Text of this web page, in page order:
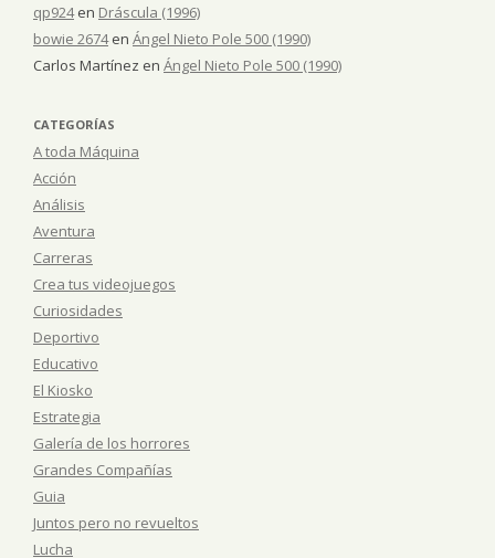
qp924en Dráscula (1996)
bowie 2674en Ángel Nieto Pole 500 (1990)
Carlos Martínez en Ángel Nieto Pole 500 (1990)
CATEGORÍAS
A toda Máquina
Acción
Análisis
Aventura
Carreras
Crea tus videojuegos
Curiosidades
Deportivo
Educativo
El Kiosko
Estrategia
Galería de los horrores
Grandes Compañías
Guia
Juntos pero no revueltos
Lucha